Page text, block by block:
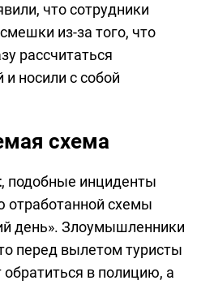
что сотрудники
из-за того, что
рассчитаться
и носили с собой
схема
, подобные инциденты
отработанной схемы
день». Злоумышленники
перед вылетом туристы
в полицию, а